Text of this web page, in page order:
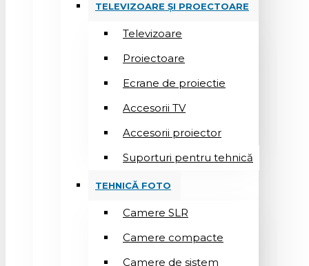
TELEVIZOARE ȘI PROECTOARE
Televizoare
Proiectoare
Ecrane de proiectie
Accesorii TV
Accesorii proiector
Suporturi pentru tehnică
TEHNICĂ FOTO
Camere SLR
Camere compacte
Camere de sistem